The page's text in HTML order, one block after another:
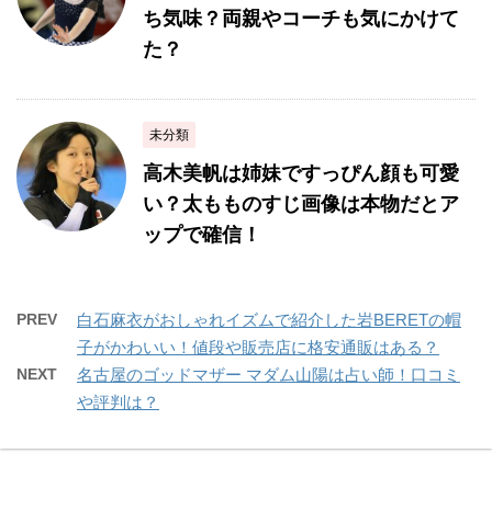
ち気味？両親やコーチも気にかけて
た？
未分類
高木美帆は姉妹ですっぴん顔も可愛
い？太もものすじ画像は本物だとア
ップで確信！
PREV
白石麻衣がおしゃれイズムで紹介した岩BERETの帽
子がかわいい！値段や販売店に格安通販はある？
NEXT
名古屋のゴッドマザー マダム山陽は占い師！口コミ
や評判は？